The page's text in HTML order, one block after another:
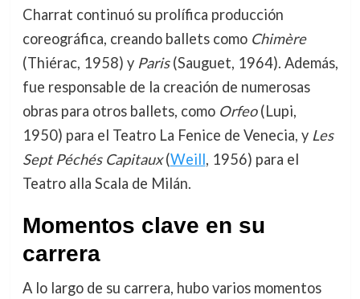
Charrat continuó su prolífica producción
coreográfica, creando ballets como Chimère
(Thiérac, 1958) y Paris(Sauguet, 1964). Además,
fue responsable de la creación de numerosas
obras para otros ballets, como Orfeo(Lupi,
1950) para el Teatro La Fenice de Venecia, y Les
Sept Péchés Capitaux(Weill, 1956) para el
Teatro alla Scala de Milán.
Momentos clave en su
carrera
A lo largo de su carrera, hubo varios momentos